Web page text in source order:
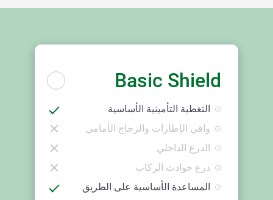
Basic Shield
التغطية التأمينية الأساسية
واقي الإطارات والزجاج الأمامي
الدرع الداخلي
درع حوادث الركاب
المساعدة الأساسية على الطريق